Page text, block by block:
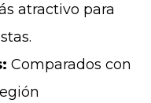
atractivo para
Comparados con